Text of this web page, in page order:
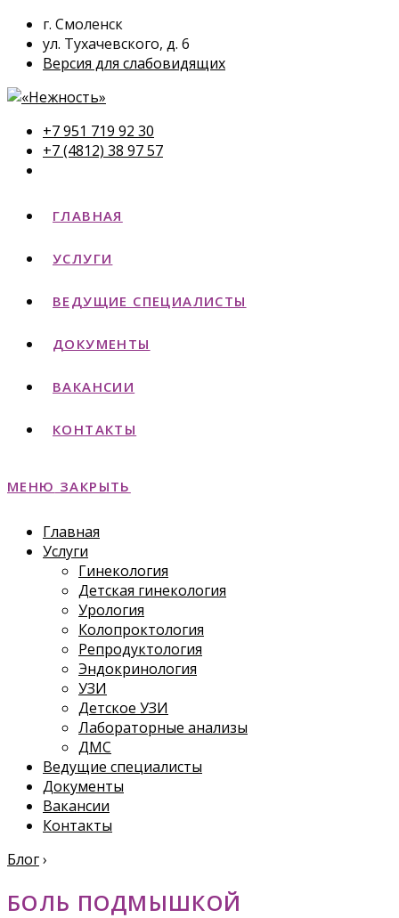
г. Смоленск
ул. Тухачевского, д. 6
Версия для слабовидящих
+7 951 719 92 30
+7 (4812) 38 97 57
ГЛАВНАЯ
УСЛУГИ
ВЕДУЩИЕ СПЕЦИАЛИСТЫ
ДОКУМЕНТЫ
ВАКАНСИИ
КОНТАКТЫ
МЕНЮ ЗАКРЫТЬ
Главная
Услуги
Гинекология
Детская гинекология
Урология
Колопроктология
Репродуктология
Эндокринология
УЗИ
Детское УЗИ
Лабораторные анализы
ДМС
Ведущие специалисты
Документы
Вакансии
Контакты
Блог›
БОЛЬ ПОДМЫШКОЙ